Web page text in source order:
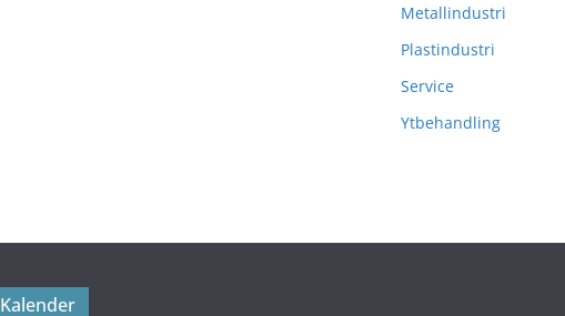
Metallindustri
Plastindustri
Service
Ytbehandling
Kalender